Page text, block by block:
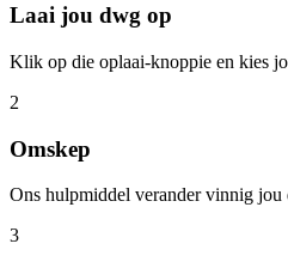
Laai jou dwg op
Klik op die oplaai-knoppie en kies
2
Omskep
Ons hulpmiddel verander vinnig
3